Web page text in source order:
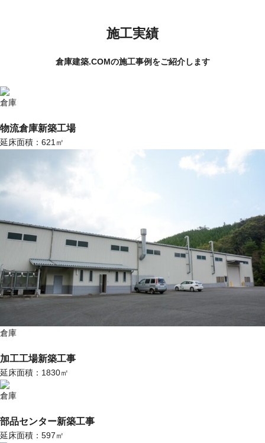
施工実績
倉庫建築.COMの施工事例をご紹介します
倉庫
物流倉庫新築工場
延床面積：621㎡
倉庫
加工工場新築工事
延床面積：1830㎡
倉庫
部品センター新築工事
延床面積：597㎡